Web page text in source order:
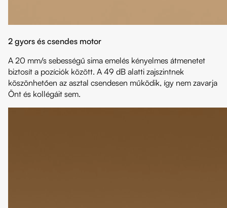
2 gyors és csendes motor
A 20 mm/s sebességű sima emelés kényelmes átmenetet
biztosít a pozíciók között. A 49 dB alatti zajszintnek
köszönhetően az asztal csendesen működik, így nem zavarja
Önt és kollégáit sem.